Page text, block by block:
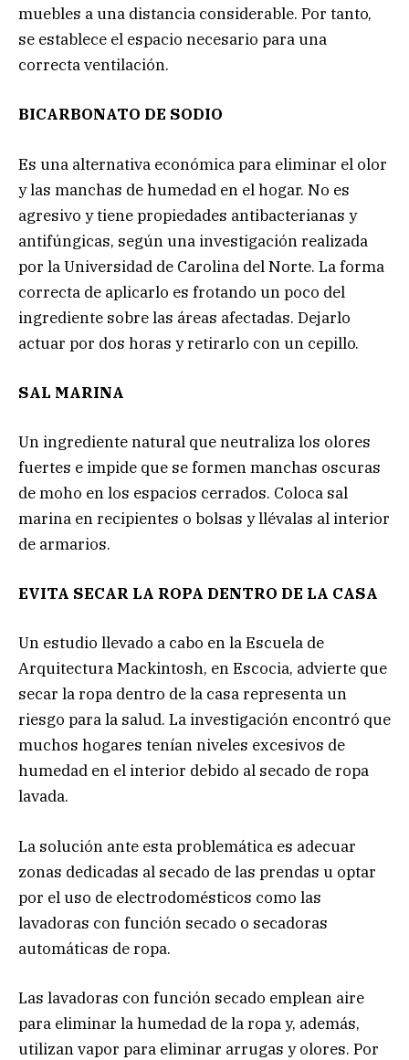
muebles a una distancia considerable. Por tanto,
se establece el espacio necesario para una
correcta ventilación.
BICARBONATO DE SODIO
Es una alternativa económica para eliminar el olor
y las manchas de humedad en el hogar. No es
agresivo y tiene propiedades antibacterianas y
antifúngicas, según una investigación realizada
por la Universidad de Carolina del Norte. La forma
correcta de aplicarlo es frotando un poco del
ingrediente sobre las áreas afectadas. Dejarlo
actuar por dos horas y retirarlo con un cepillo.
SAL MARINA
Un ingrediente natural que neutraliza los olores
fuertes e impide que se formen manchas oscuras
de moho en los espacios cerrados. Coloca sal
marina en recipientes o bolsas y llévalas al interior
de armarios.
EVITA SECAR LA ROPA DENTRO DE LA CASA
Un estudio llevado a cabo en la Escuela de
Arquitectura Mackintosh, en Escocia, advierte que
secar la ropa dentro de la casa representa un
riesgo para la salud. La investigación encontró que
muchos hogares tenían niveles excesivos de
humedad en el interior debido al secado de ropa
lavada.
La solución ante esta problemática es adecuar
zonas dedicadas al secado de las prendas u optar
por el uso de electrodomésticos como las
lavadoras con función secado o secadoras
automáticas de ropa.
Las lavadoras con función secado emplean aire
para eliminar la humedad de la ropa y, además,
utilizan vapor para eliminar arrugas y olores. Por